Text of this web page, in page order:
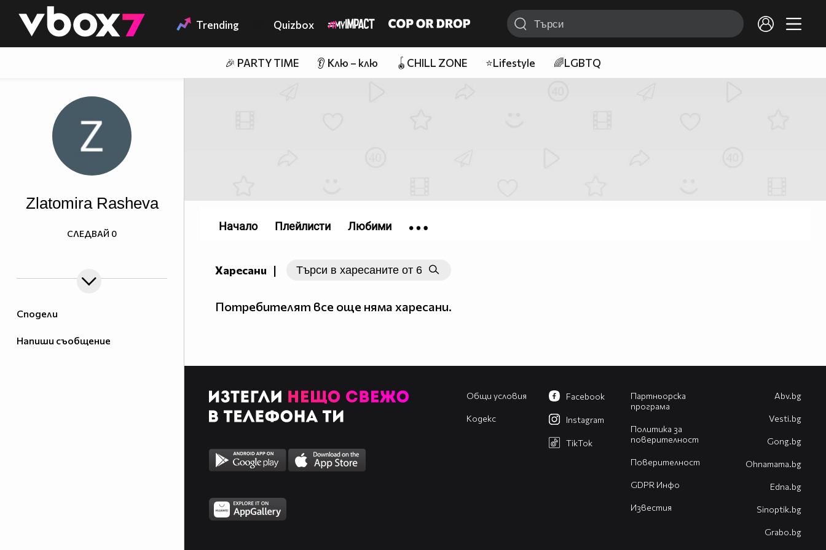
👾 Trending Quizbox
🎉 PARTY TIME 👂 Клю – клю 🪀CHILL ZONE ⭐Lifestyle 🌈LGBTQ
Сподели
Напиши съобщение
Zlatomira Rasheva
СЛЕДВАЙ 0
Харесани |
Потребителят все още няма харесани.
Начало Плейлисти Любими
Общи условия
Кодекс
Партньорска
програма
Политика за
поверителност
Поверителност
GDPR Инфо
Известия
Facebook
Instagram
TikTok
Abv.bg
Vesti.bg
Gong.bg
Оhnamama.bg
Edna.bg
Sinoptik.bg
Grabo.bg